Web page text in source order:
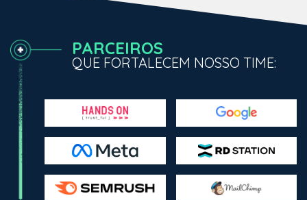
PARCEIROS
QUE FORTALECEM NOSSO TIME: